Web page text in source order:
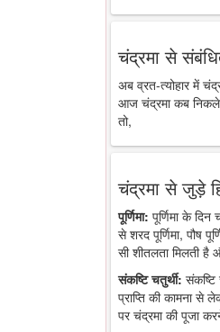
चंद्रमा से
अब व्रत-त्योहार में
आज चंद्रमा कब
तो,
चंद्रमा से जुड़े
पूर्णिमा: पूर्णिमा के
से शरद पूर्णिमा, पौष
सी शीतलता मिलती है
संकष्टि चतुर्थी: संकष्टि
प्राप्ति की कामना से
पर चंद्रमा की पूजा